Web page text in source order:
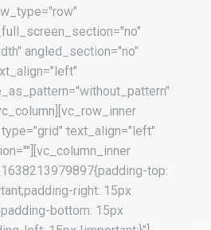
angled_section="no"
text_align="left"
top:
right: 15px
bottom: 15px